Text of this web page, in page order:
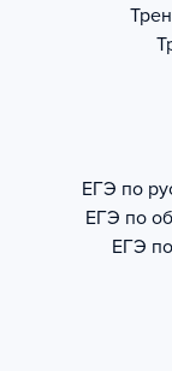
ЕГЭ по
ЕГЭ по
ЕГЭ